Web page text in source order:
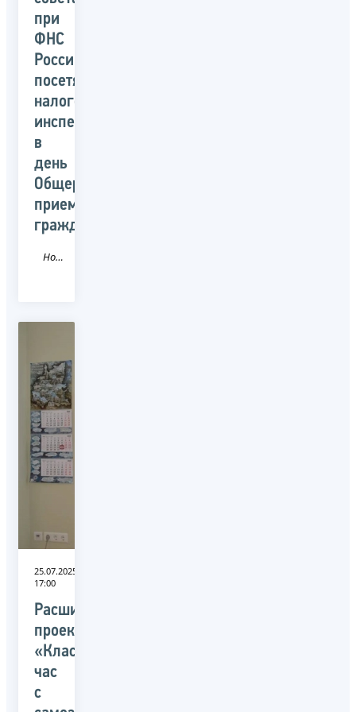
при
ФНС
России
посетят
налоговые
инспекции
в
день
Общероссийского
приема
граждан
Новость
25.07.2025
17:00
Расширение
проекта
«Классный
час
с